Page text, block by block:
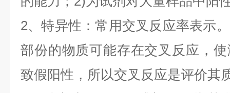
2、特异性：常用交叉反应率表示
部份的物质可能存在交叉反应，
致假阳性，所以交叉反应是评价其